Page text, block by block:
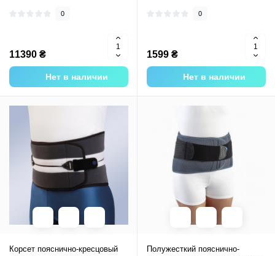
0
11390 ₴
Нет в наличии
0
1599 ₴
Нет в наличии
Корсет пояснично-кресцовый
Полужесткий пояснично-